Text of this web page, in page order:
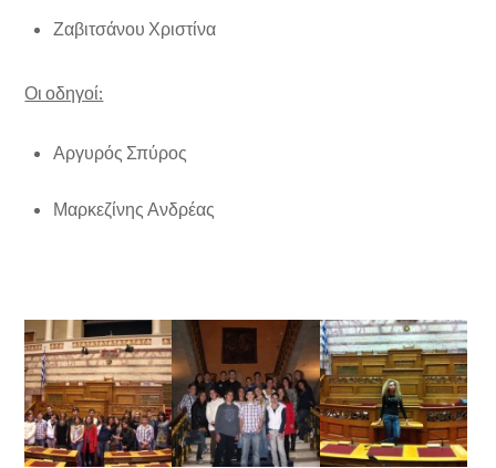
Ζαβιτσάνου Χριστίνα
Οι οδηγοί:
Αργυρός Σπύρος
Μαρκεζίνης Ανδρέας